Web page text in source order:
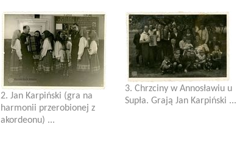
2. Jan Karpiński (gra na
harmonii przerobionej z
akordeonu) ...
3. Chrzciny w Annosławiu u
Supła. Grają Jan Karpiński ...